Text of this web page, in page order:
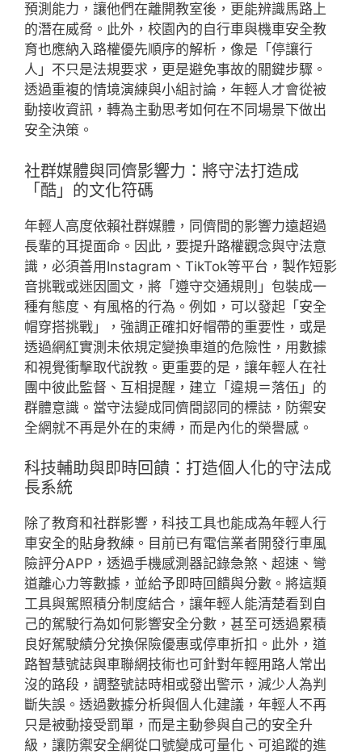
預測能力，讓他們在離開教室後，更能辨識馬路上
的潛在威脅。此外，校園內的自行車與機車安全教
育也應納入路權優先順序的解析，像是「停讓行
人」不只是法規要求，更是避免事故的關鍵步驟。
透過重複的情境演練與小組討論，年輕人才會從被
動接收資訊，轉為主動思考如何在不同場景下做出
安全決策。
社群媒體與同儕影響力：將守法打造成
「酷」的文化符碼
年輕人高度依賴社群媒體，同儕間的影響力遠超過
長輩的耳提面命。因此，要提升路權觀念與守法意
識，必須善用Instagram、TikTok等平台，製作短影
音挑戰或迷因圖文，將「遵守交通規則」包裝成一
種有態度、有風格的行為。例如，可以發起「安全
帽穿搭挑戰」，強調正確扣好帽帶的重要性，或是
透過網紅實測未依規定變換車道的危險性，用數據
和視覺衝擊取代說教。更重要的是，讓年輕人在社
團中彼此監督、互相提醒，建立「違規＝落伍」的
群體意識。當守法變成同儕間認同的標誌，防禦安
全網就不再是外在的束縛，而是內化的榮譽感。
科技輔助與即時回饋：打造個人化的守法成
長系統
除了教育和社群影響，科技工具也能成為年輕人行
車安全的貼身教練。目前已有電信業者開發行車風
險評分APP，透過手機感測器記錄急煞、超速、彎
道離心力等數據，並給予即時回饋與分數。將這類
工具與駕照積分制度結合，讓年輕人能清楚看到自
己的駕駛行為如何影響安全分數，甚至可透過累積
良好駕駛績分兌換保險優惠或停車折扣。此外，道
路智慧號誌與車聯網技術也可針對年輕用路人常出
沒的路段，調整號誌時相或發出警示，減少人為判
斷失誤。透過數據分析與個人化建議，年輕人不再
只是被動接受罰單，而是主動參與自己的安全升
級，讓防禦安全網從口號變成可量化、可追蹤的進